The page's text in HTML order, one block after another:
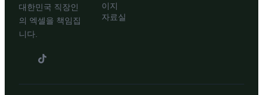
대한민국 직장인
의 엑셀을 책임집
니다.
이지
자료실